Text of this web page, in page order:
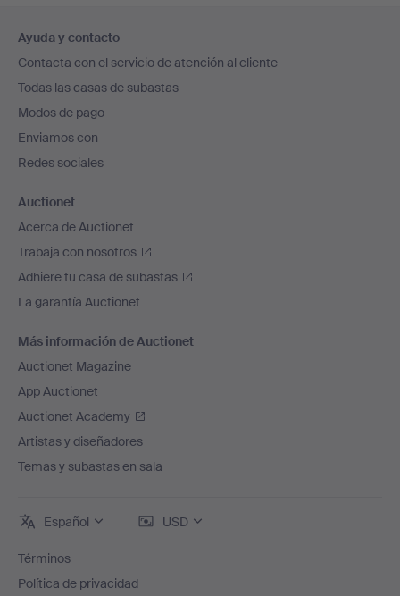
en
el
pie
de
página
Ayuda y contacto
Contacta con el servicio de atención al cliente
Todas las casas de subastas
Modos de pago
Enviamos con
Redes sociales
Auctionet
Acerca de Auctionet
Trabaja con nosotros
Adhiere tu casa de subastas
La garantía Auctionet
Más información de Auctionet
Auctionet Magazine
App Auctionet
Auctionet Academy
Artistas y diseñadores
Temas y subastas en sala
Español USD
Términos
Política de privacidad